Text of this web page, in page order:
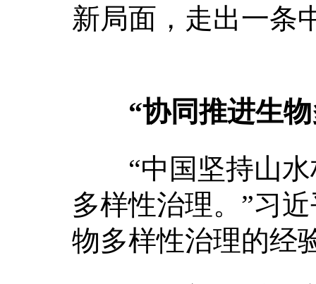
新局面，走出一条
“协同推进生
“中国坚持山水
多样性治理。”习
物多样性治理的经